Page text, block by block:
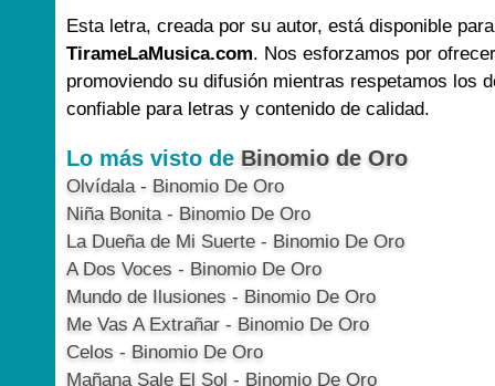
Esta letra, creada por su autor, está disponible
TirameLaMusica.com. Nos esforzamos por
promoviendo su difusión mientras respetamos los
confiable para letras y contenido de calidad.
Lo más visto de Binomio de Oro
Olvídala - Binomio De Oro
Niña Bonita - Binomio De Oro
La Dueña de Mi Suerte - Binomio De Oro
A Dos Voces - Binomio De Oro
Mundo de Ilusiones - Binomio De Oro
Me Vas A Extrañar - Binomio De Oro
Celos - Binomio De Oro
Mañana Sale El Sol - Binomio De Oro